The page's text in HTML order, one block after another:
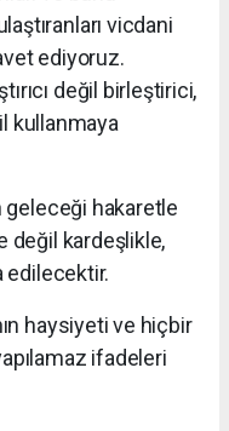
vicdani
ediyoruz.
değil birleştirici,
kullanmaya
geleceği hakaretle
değil kardeşlikle,
edilecektir.
haysiyeti ve hiçbir
ifadeleri